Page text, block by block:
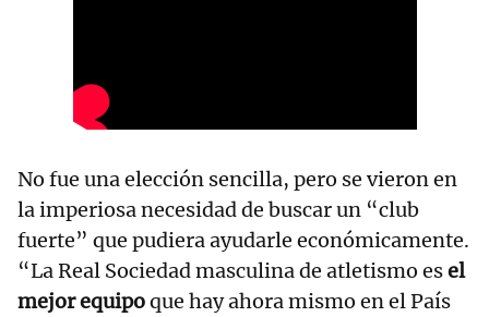
No fue una elección sencilla, pero se vieron en
la imperiosa necesidad de buscar un “club
fuerte” que pudiera ayudarle económicamente.
“La Real Sociedad masculina de atletismo esel
mejor equipoque hay ahora mismo en el País